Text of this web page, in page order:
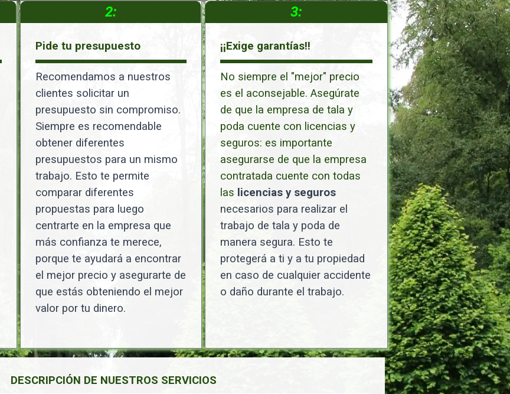
2:
Pide tu presupuesto
Recomendamos a nuestros
clientes solicitar un
presupuesto sin compromiso.
Siempre es recomendable
obtener diferentes
presupuestos para un mismo
trabajo. Esto te permite
comparar diferentes
propuestas para luego
centrarte en la empresa que
más confianza te merece,
porque te ayudará a encontrar
el mejor precio y asegurarte de
que estás obteniendo el mejor
valor por tu dinero.
3:
¡¡Exige garantías!!
No siempre el "mejor" precio
es el aconsejable. Asegúrate
de que la empresa de tala y
poda cuente con licencias y
seguros: es importante
asegurarse de que la empresa
contratada cuente con todas
las licencias y seguros
necesarios para realizar el
trabajo de tala y poda de
manera segura. Esto te
protegerá a ti y a tu propiedad
en caso de cualquier accidente
o daño durante el trabajo.
DESCRIPCIÓN DE NUESTROS SERVICIOS